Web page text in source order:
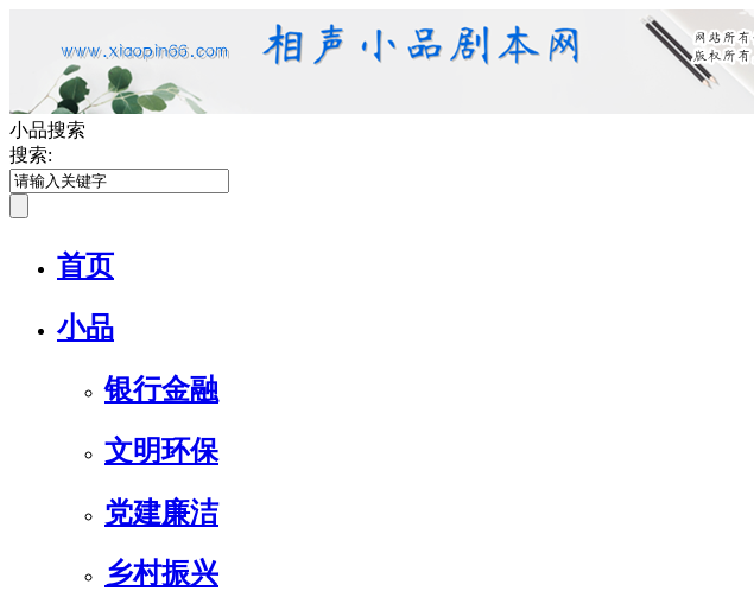
小品搜索
搜索:
首页
小品
银行金融
文明环保
党建廉洁
乡村振兴